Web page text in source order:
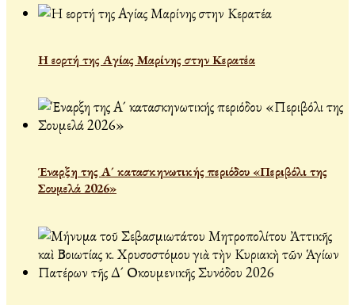
Η εορτή της Αγίας Μαρίνης στην Κερατέα
Έναρξη της Α´ κατασκηνωτικής περιόδου «Περιβόλι της
Σουμελά 2026»